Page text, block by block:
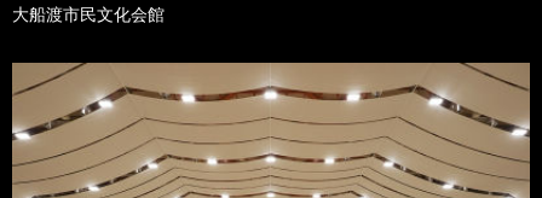
大船渡市民文化会館